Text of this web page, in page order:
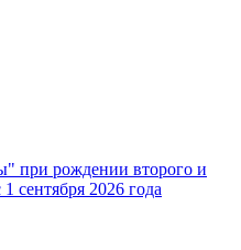
при рождении второго и
сентября 2026 года